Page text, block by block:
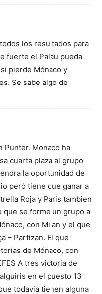
los resultados para
fuerte el Palau pueda
pierde Mónaco y
Se sabe algo de
Punter. Monaco ha
cuarta plaza al grupo
la oportunidad de
però tiene que ganar a
Roja y Paris tambien
que se forme un grupo a
con Milan y el que
– Partizan. El que
de Mónaco, con
A tres victoria de
en el puesto 13
todavia tienen alguna